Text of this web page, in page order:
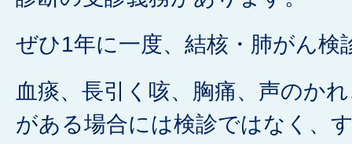
ぜひ1年に一度、結核・肺がん検
血痰、長引く咳、胸痛、声のか
がある場合には検診ではなく、